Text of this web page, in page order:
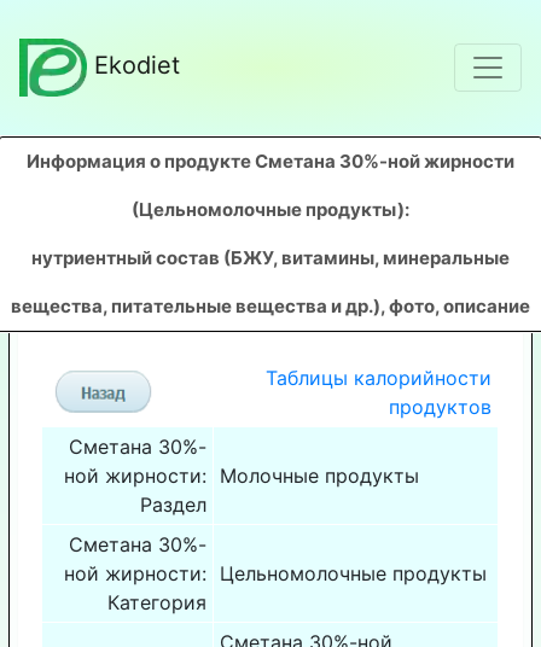
Ekodiet
Информация о продукте Сметана 30%-ной жирности
(Цельномолочные продукты):
нутриентный состав (БЖУ, витамины, минеральные
вещества, питательные вещества и др.), фото, описание
Таблицы калорийности
продуктов
Сметана 30%-
ной жирности:
Раздел
Молочные продукты
Сметана 30%-
ной жирности:
Категория
Цельномолочные продукты
Сметана 30%-ной